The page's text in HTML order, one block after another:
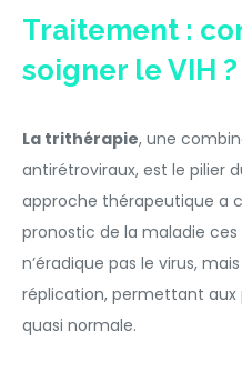
Traitement :
soigner le VIH ?
La trithérapie, une
antirétroviraux, est le pilier
approche thérapeutique a
pronostic de la maladie ces
n’éradique pas le virus,
réplication, permettant
quasi normale.